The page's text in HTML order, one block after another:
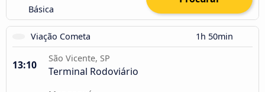
Básica
Viação Cometa 1h 50min
13:10
São Vicente, SP
Terminal Rodoviário